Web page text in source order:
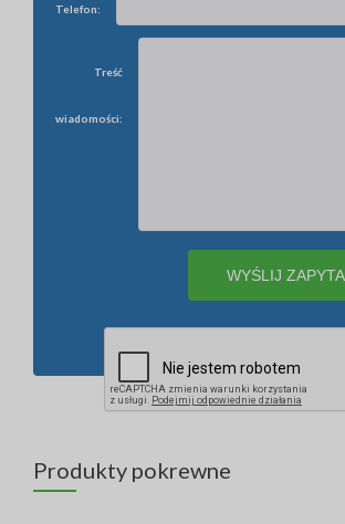
Telefon:
Treść
wiadomości:
Produkty pokrewne